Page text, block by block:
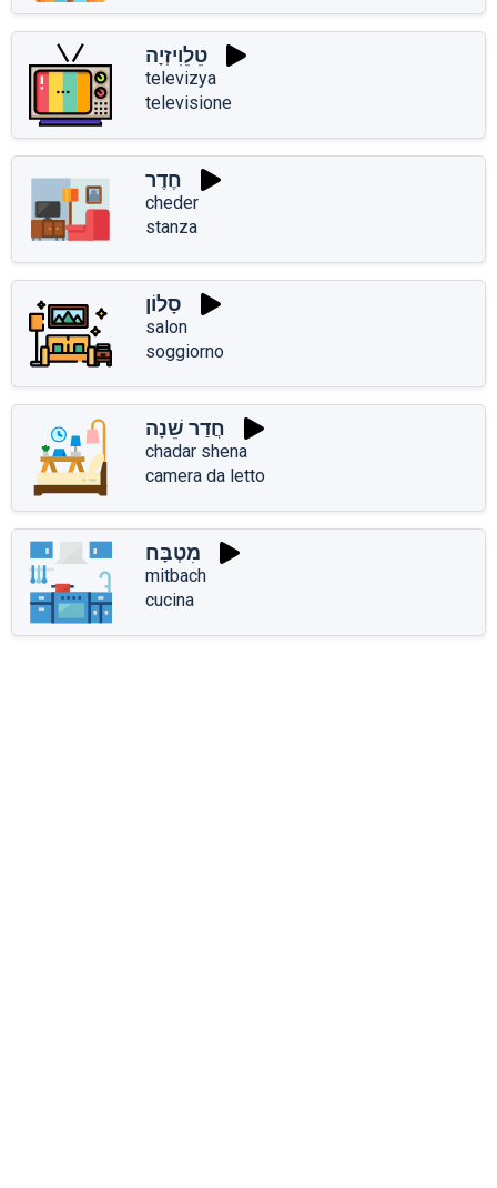
טֵלֵוִיזְיָה
televizya
televisione
חֶדֶר
cheder
stanza
סָלוֹן
salon
soggiorno
חֲדַר שֵׁנָה
chadar shena
camera da letto
מִטְבָּח
mitbach
cucina